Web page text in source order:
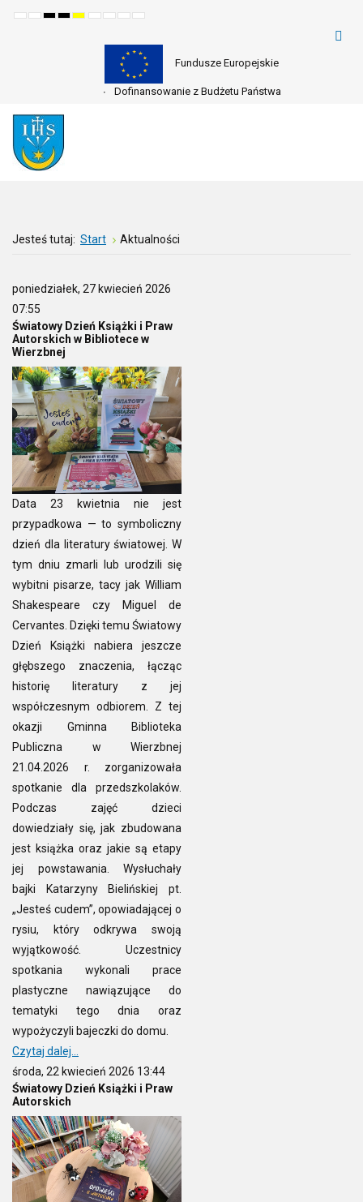
Default
NightHighHighHighSetSetMake
readable
Set
Fundusze Europejskie
Dofinansowanie z Budżetu Państwa
Jesteś tutaj: Start Aktualności
poniedziałek, 27 kwiecień 2026
07:55
Światowy Dzień Książki i Praw
Autorskich w Bibliotece w
Wierzbnej
Data 23 kwietnia nie jest
przypadkowa — to symboliczny
dzień dla literatury światowej. W
tym dniu zmarli lub urodzili się
wybitni pisarze, tacy jak William
Shakespeare czy Miguel de
Cervantes. Dzięki temu Światowy
Dzień Książki nabiera jeszcze
głębszego znaczenia, łącząc
historię literatury z jej
współczesnym odbiorem. Z tej
okazji Gminna Biblioteka
Publiczna w Wierzbnej
21.04.2026 r. zorganizowała
spotkanie dla przedszkolaków.
Podczas zajęć dzieci
dowiedziały się, jak zbudowana
jest książka oraz jakie są etapy
jej powstawania. Wysłuchały
bajki Katarzyny Bielińskiej pt.
„Jesteś cudem”, opowiadającej o
rysiu, który odkrywa swoją
wyjątkowość. Uczestnicy
spotkania wykonali prace
plastyczne nawiązujące do
tematyki tego dnia oraz
wypożyczyli bajeczki do domu.
Czytaj dalej...
środa, 22 kwiecień 2026 13:44
Światowy Dzień Książki i Praw
Autorskich